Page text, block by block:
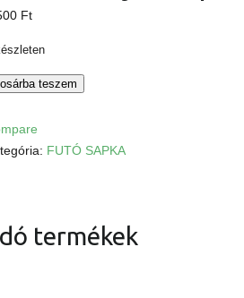
Ft
teszem
FUTÓ SAPKA
termékek